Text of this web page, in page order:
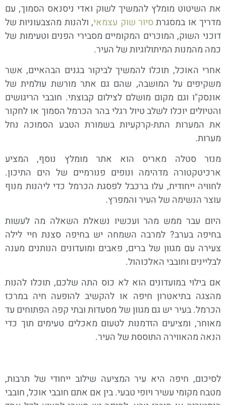
את השיטוט מומלץ להמשיך לשוק ואדי ניסנאס הסמוך, עם
מדריך או במסגרתסיור שוק עצמאי, ולהנות מהצבעוניות של
דוכני השוק, המוכרים המקומיים מסבירי הפנים וטעימות של
כמה מהמנות המיתולוגיות של העיר.
אחרי האוכל, תוכלו להמשיך לביקור בגנים הבהאיים, אשר
משקיפים על המושבה, שהם גם אתר מורשת עולמית של
אונסק"ו וגם מקום מושלם לצילום קבוצתי. חובבי הריגושים
והטיולים יוכלו לשלב טיול רגלי בהר הכרמל הסמוך או לחקור
את המערות התת-קרקעיות בשמורת הטבע הסמוכה נחל
מערות.
מנזר סטלה מאריס הוא אתר מומלץ נוסף, המציע
ארכיטקטורה מדהימה ונופים פנורמיים של הים התיכון.
לחוויה ייחודית, עלו ברכבל לפסגת הכרמל כדי ליהנות מנוף
עוצר הנשימה של העיר והמפרץ.
היום עבר ממש מהר ועכשיו נשאלת השאלה מה לעשות
בחיפה בערב? למרבה השמחה יש בחיפה סצנת חיי לילה
צעירה עם מגוון של ברים, פאבים ומועדונים הנותנים מענה
לבליינים וחובבי האלכוהול.
אם בילוי במועדונים הוא לא כוס התה שלכם, תוכלו להנות
מהצגה בתיאטרון חיפה או להקשיב להופעה חיה במרכז
הכרמל. בעיר יש גם מגוון של מסעדות ובתי קפה הפתוחים עד
מאוחר, ומציעים הזדמנות לטעום מאכלים טעימים תוך כדי
הנאה מהאווירה התוססת של העיר.
לסיכום, חיפה היא עיר המציעה שילוב ייחודי של תרבות,
מטבח מקומי עשיר ויופי טבעי. בין אם אתם חובבי אוכל, חובבי